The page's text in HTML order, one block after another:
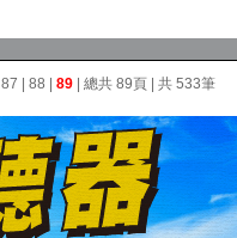
87 88 89 | 總共 89頁 | 共 533筆